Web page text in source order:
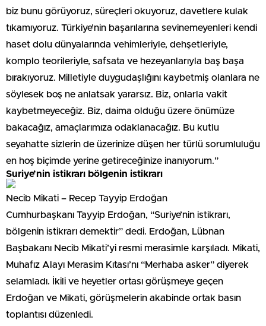
biz bunu görüyoruz, süreçleri okuyoruz, davetlere kulak
tıkamıyoruz. Türkiye’nin başarılarına sevinemeyenleri kendi
haset dolu dünyalarında vehimleriyle, dehşetleriyle,
komplo teorileriyle, safsata ve hezeyanlarıyla baş başa
bırakıyoruz. Milletiyle duygudaşlığını kaybetmiş olanlara ne
söylesek boş ne anlatsak yararsız. Biz, onlarla vakit
kaybetmeyeceğiz. Biz, daima olduğu üzere önümüze
bakacağız, amaçlarımıza odaklanacağız. Bu kutlu
seyahatte sizlerin de üzerinize düşen her türlü sorumluluğu
en hoş biçimde yerine getireceğinize inanıyorum.”
Suriye’nin istikrarı bölgenin istikrarı
Necib Mikati – Recep Tayyip Erdoğan
Cumhurbaşkanı Tayyip Erdoğan, “Suriye’nin istikrarı,
bölgenin istikrarı demektir” dedi. Erdoğan, Lübnan
Başbakanı Necib Mikati’yi resmi merasimle karşıladı. Mikati,
Muhafız Alayı Merasim Kıtası’nı “Merhaba asker” diyerek
selamladı. İkili ve heyetler ortası görüşmeye geçen
Erdoğan ve Mikati, görüşmelerin akabinde ortak basın
toplantısı düzenledi.